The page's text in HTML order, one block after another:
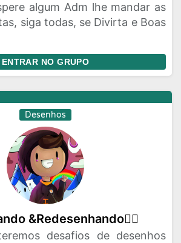
algum Adm lhe mandar as
siga todas, se Divirta e Boas
ENTRAR NO GRUPO
Desenhos
&Redesenhando❤️‍🔥
desafios de desenhos